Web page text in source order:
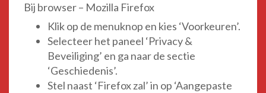
Bij browser – Mozilla Firefox
Klik op de menuknop en kies ‘Voorkeuren’.
Selecteer het paneel ‘Privacy &
Beveiliging’ en ga naar de sectie
‘Geschiedenis’.
Stel naast ‘Firefox zal’ in op ‘Aangepaste